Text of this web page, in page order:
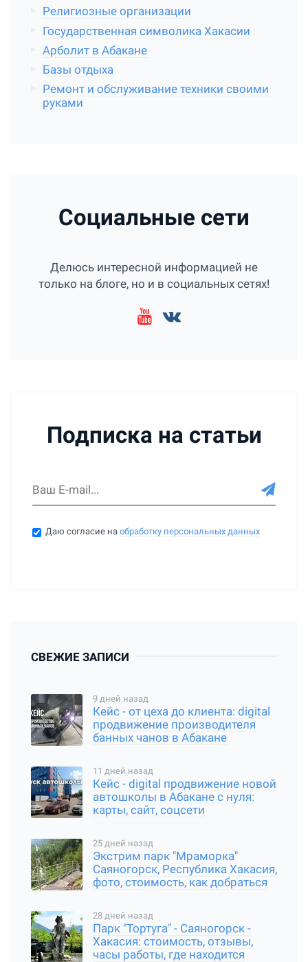
Религиозные организации
Государственная символика Хакасии
Арболит в Абакане
Базы отдыха
Ремонт и обслуживание техники своими
руками
Социальные сети
Делюсь интересной информацией не
только на блоге, но и в социальных сетях!
Подписка на статьи
Даю согласие наобработку персональных данных
СВЕЖИЕ ЗАПИСИ
9 дней назад
Кейс - от цеха до клиента: digital
продвижение производителя
банных чанов в Абакане
11 дней назад
Кейс - digital продвижение новой
автошколы в Абакане с нуля:
карты, сайт, соцсети
25 дней назад
Экстрим парк "Мраморка"
Саяногорск, Республика Хакасия,
фото, стоимость, как добраться
28 дней назад
Парк "Тортуга" - Саяногорск -
Хакасия: стоимость, отзывы,
часы работы, где находится